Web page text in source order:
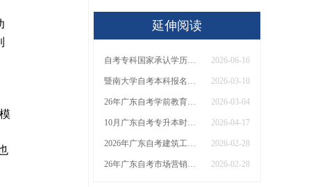
延伸阅读
自考专科国家承认学历么？什么专业容易考 2026-06-16
暨南大学自考本科报名条件2026分享（+新生指南） 2026-03-10
26年广东自考学前教育专科报考|课程|合格线全知！ 2026-03-04
10月广东自考专升本时间 具体是几号？ 2026-04-17
2026年广东自考建筑工程技术专科报名材料|报考提示 2026-02-28
26年广东自考市场营销本科报考|课程|合格线全知！ 2026-02-28